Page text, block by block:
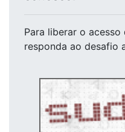
Para liberar o acesso
responda ao desafio